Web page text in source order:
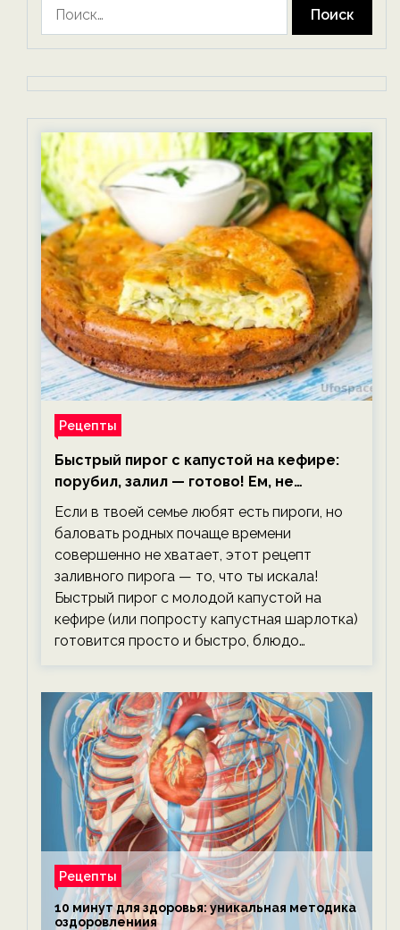
Рецепты
Быстрый пирог с капустой на кефире:
порубил, залил — готово! Ем, не
тревожась о фигуре!
Если в твоей семье любят есть пироги, но
баловать родных почаще времени
совершенно не хватает, этот рецепт
заливного пирога — то, что ты искала!
Быстрый пирог с молодой капустой на
кефире (или попросту капустная шарлотка)
готовится просто и быстро, блюдо…
Рецепты
10 минут для здоровья: уникальная методика
оздоровлениия